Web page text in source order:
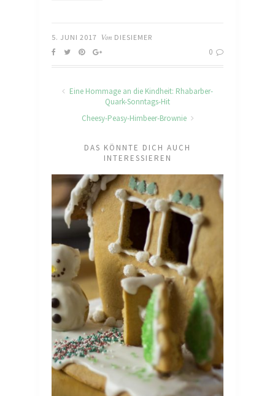
5. JUNI 2017 Von DIESIEMER
0
Eine Hommage an die Kindheit: Rhabarber-
Quark-Sonntags-Hit
Cheesy-Peasy-Himbeer-Brownie
DAS KÖNNTE DICH AUCH
INTERESSIEREN